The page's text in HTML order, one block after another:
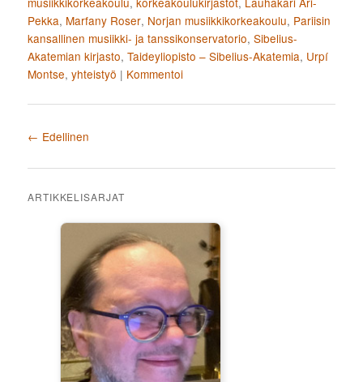
Pekka, Marfany Roser, Norjan musiikkikorkeakoulu, Pariisin
kansallinen musiikki- ja tanssikonservatorio,Sibelius-
Akatemian kirjasto,Taideyliopisto – Sibelius-Akatemia, Urpí
Montse,yhteistyö | Kommentoi
Artikkelien selaus
← Edellinen
ARTIKKELISARJAT